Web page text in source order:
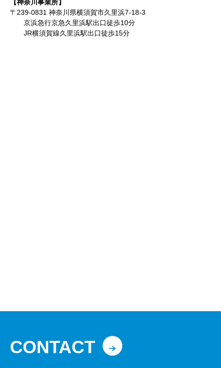
【神奈川事業所】
〒 239-0831 神奈川県横須賀市久里浜7-18-3
京浜急行京急久里浜駅出口徒歩10分
JR横須賀線久里浜駅出口徒歩15分
CONTACT